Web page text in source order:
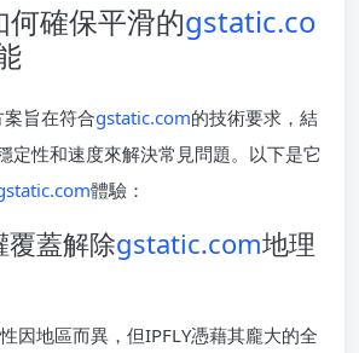
何確保平滑的gstatic.co
旨在符合gstatic.com的技術要求，結
定性和速度來解決常見問題。以下是它
體驗：
覆蓋解除gstatic.com地理
因地區而異，但IPFLY憑藉其龐大的全